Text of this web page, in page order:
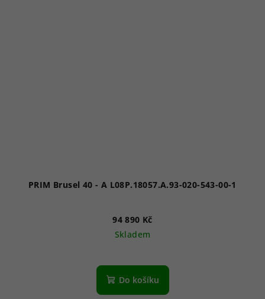
PRIM Brusel 40 - A L08P.18057.A.93-020-543-00-1
94 890 Kč
Skladem
Do košíku